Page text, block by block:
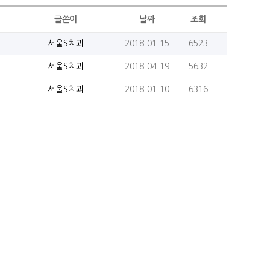
글쓴이 날짜 조회
서울S치과 2018-01-15 6523
서울S치과 2018-04-19 5632
서울S치과 2018-01-10 6316